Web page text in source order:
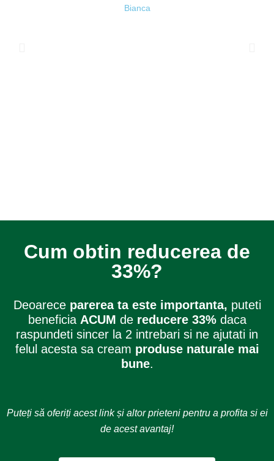
Bianca
Cum obtin reducerea de
33%?
Deoarece parerea ta este importanta, puteti
beneficia ACUM de reducere 33%daca
raspundeti sincer la 2 intrebari si ne ajutati in
felul acesta sa cream produse naturale mai
bune.
Puteți să oferiți acest link și altor prieteni pentru a profita si ei
de acest avantaj!